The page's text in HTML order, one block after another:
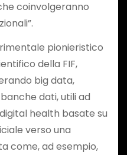
coinvolgeranno
pionieristico
della FIF,
big data,
dati, utili ad
health basate su
verso una
come, ad esempio,